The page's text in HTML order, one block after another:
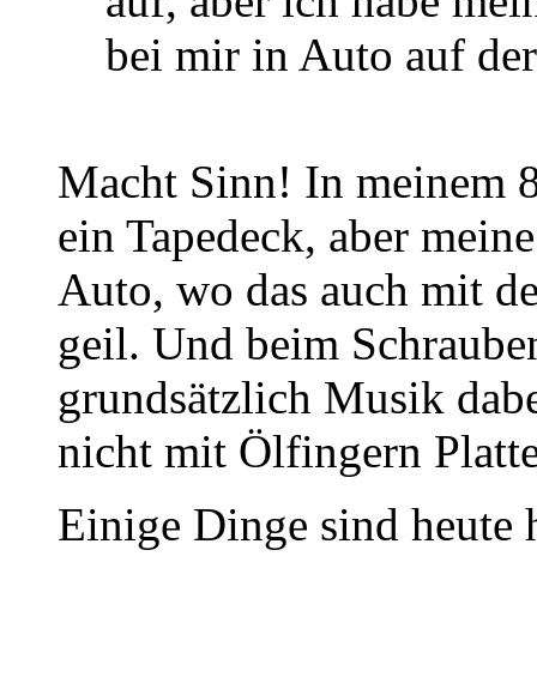
bei mir in Auto auf
Macht Sinn! In meinem
ein Tapedeck, aber
Auto, wo das auch mit
geil. Und beim
grundsätzlich Musik
nicht mit Ölfingern
Einige Dinge sind heute